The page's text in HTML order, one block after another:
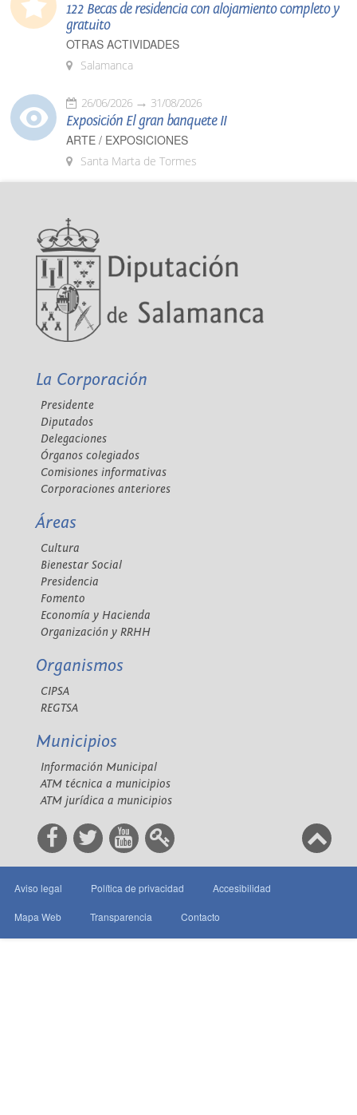
122 Becas de residencia con alojamiento completo y
gratuito
OTRAS ACTIVIDADES
Salamanca
26/06/2026 31/08/2026
Exposición El gran banquete II
ARTE / EXPOSICIONES
Santa Marta de Tormes
La Corporación
Presidente
Diputados
Delegaciones
Órganos colegiados
Comisiones informativas
Corporaciones anteriores
Áreas
Cultura
Bienestar Social
Presidencia
Fomento
Economía y Hacienda
Organización y RRHH
Organismos
CIPSA
REGTSA
Municipios
Información Municipal
ATM técnica a municipios
ATM jurídica a municipios
Aviso legal Política de privacidad Accesibilidad
Mapa Web Transparencia Contacto